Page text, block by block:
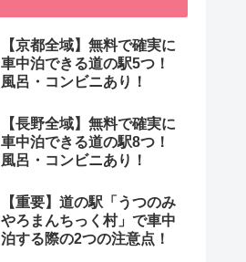
【京都全域】無料で確実に
車中泊できる道の駅5つ！
風呂・コンビニあり！
【長野全域】無料で確実に
車中泊できる道の駅8つ！
風呂・コンビニあり！
【重要】道の駅「うつのみ
やろまんちっく村」で車中
泊する際の2つの注意点！